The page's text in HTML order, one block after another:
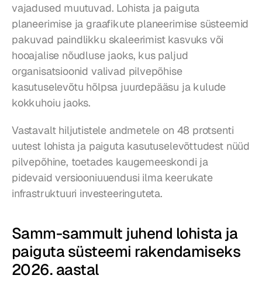
vajadused muutuvad. Lohista ja paiguta
planeerimise ja graafikute planeerimise süsteemid
pakuvad paindlikku skaleerimist kasvuks või
hooajalise nõudluse jaoks, kus paljud
organisatsioonid valivad pilvepõhise
kasutuselevõtu hõlpsa juurdepääsu ja kulude
kokkuhoiu jaoks.
Vastavalt hiljutistele andmetele on 48 protsenti
uutest lohista ja paiguta kasutuselevõttudest nüüd
pilvepõhine, toetades kaugemeeskondi ja
pidevaid versiooniuuendusi ilma keerukate
infrastruktuuri investeeringuteta.
Samm-sammult juhend lohista ja
paiguta süsteemi rakendamiseks
2026. aastal